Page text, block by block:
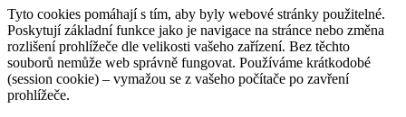
Tyto cookies pomáhají s tím, aby byly webové stránky použitelné.
Poskytují základní funkce jako je navigace na stránce nebo změna
rozlišení prohlížeče dle velikosti vašeho zařízení. Bez těchto
souborů nemůže web správně fungovat. Používáme krátkodobé
(session cookie) – vymažou se z vašeho počítače po zavření
prohlížeče.